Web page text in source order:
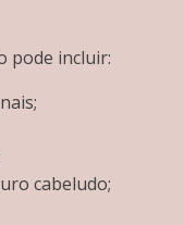
pode incluir:
cabeludo;